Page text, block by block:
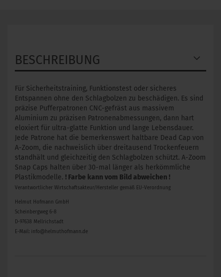
BESCHREIBUNG
Für Sicherheitstraining, Funktionstest oder sicheres
Entspannen ohne den Schlagbolzen zu beschädigen. Es sind
präzise Pufferpatronen CNC-gefräst aus massivem
Aluminium zu präzisen Patronenabmessungen, dann hart
eloxiert für ultra-glatte Funktion und lange Lebensdauer.
Jede Patrone hat die bemerkenswert haltbare Dead Cap von
A-Zoom, die nachweislich über dreitausend Trockenfeuern
standhält und gleichzeitig den Schlagbolzen schützt. A-Zoom
Snap Caps halten über 30-mal länger als herkömmliche
Plastikmodelle. ! Farbe kann vom Bild abweichen !
Verantwortlicher Wirtschaftsakteur/Hersteller gemäß EU-Verordnung
Helmut Hofmann GmbH
Scheinbergweg 6-8
D-97638 Mellrichstadt
E-Mail: info@helmuthofmann.de